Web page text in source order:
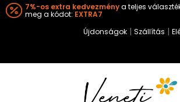
7%-os extra kedvezménya teljes
meg a kódot: EXTRA7
Újdonságok | Szállítás |